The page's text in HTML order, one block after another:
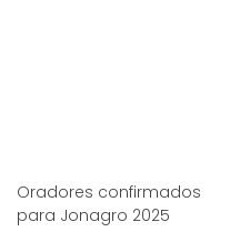
Oradores confirmados
para Jonagro 2025